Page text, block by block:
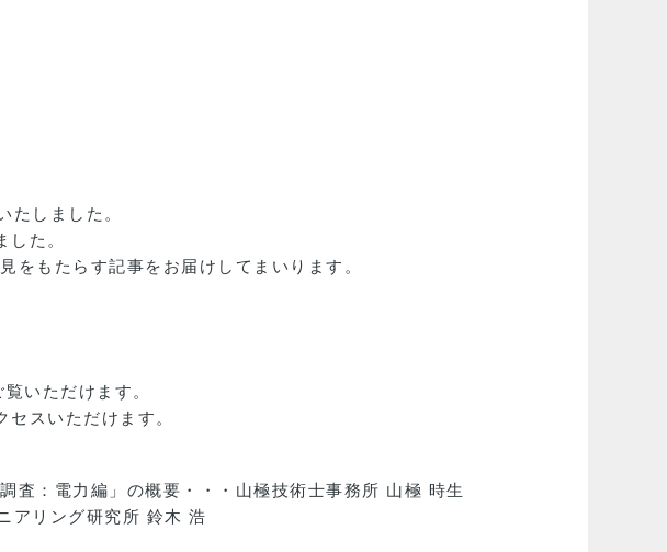
たしました。
た。
をもたらす記事をお届けしてまいります。
いただけます。
スいただけます。
査：電力編」の概要・・・山極技術士事務所 山極 時生
アリング研究所 鈴木 浩